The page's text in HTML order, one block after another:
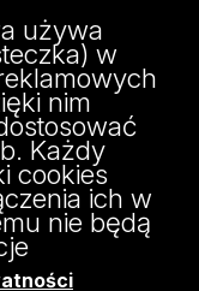
używa
w
nim
Każdy
cookies
ich w
nie będą